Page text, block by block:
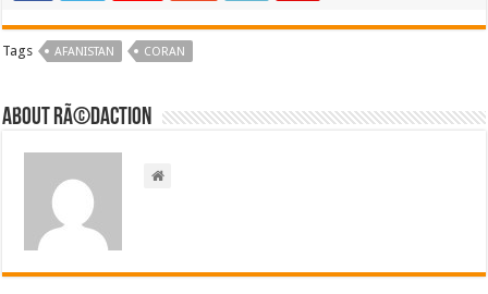
Tags AFANISTAN CORAN
About RÃ©daction